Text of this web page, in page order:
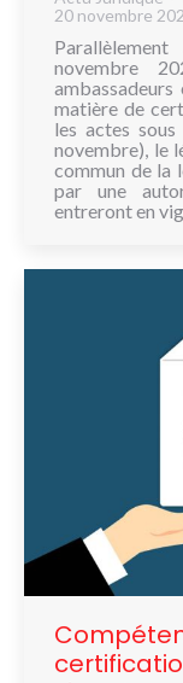
20 novembre
novembre
matière de
les actes
novembre), le
commun de la
par une
entreront en